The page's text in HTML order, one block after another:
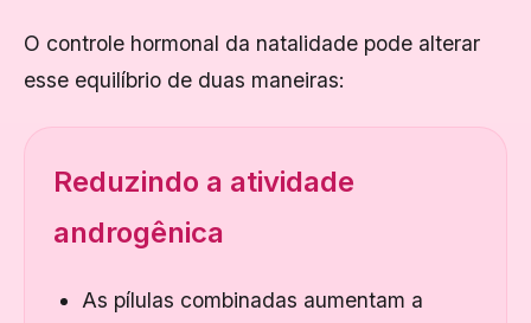
O controle hormonal da natalidade pode alterar
esse equilíbrio de duas maneiras:
Reduzindo a atividade
androgênica
As pílulas combinadas aumentam a